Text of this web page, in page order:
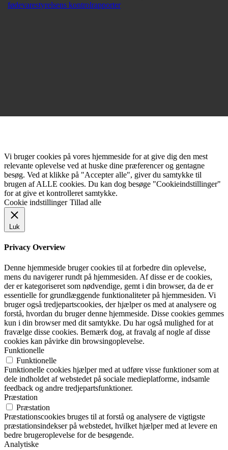
fødevarestyrelsens kontrolrapporter
Vi bruger cookies på vores hjemmeside for at give dig den mest
relevante oplevelse ved at huske dine præferencer og gentagne
besøg. Ved at klikke på "Accepter alle", giver du samtykke til
brugen af ALLE cookies. Du kan dog besøge "Cookieindstillinger"
for at give et kontrolleret samtykke.
Cookie indstillinger Tillad alle
Luk
Privacy Overview
Denne hjemmeside bruger cookies til at forbedre din oplevelse,
mens du navigerer rundt på hjemmesiden. Af disse er de cookies,
der er kategoriseret som nødvendige, gemt i din browser, da de er
essentielle for grundlæggende funktionaliteter på hjemmesiden. Vi
bruger også tredjepartscookies, der hjælper os med at analysere og
forstå, hvordan du bruger denne hjemmeside. Disse cookies gemmes
kun i din browser med dit samtykke. Du har også mulighed for at
fravælge disse cookies. Bemærk dog, at fravalg af nogle af disse
cookies kan påvirke din browsingoplevelse.
Funktionelle
Funktionelle
Funktionelle cookies hjælper med at udføre visse funktioner som at
dele indholdet af webstedet på sociale medieplatforme, indsamle
feedback og andre tredjepartsfunktioner.
Præstation
Præstation
Præstationscookies bruges til at forstå og analysere de vigtigste
præstationsindekser på webstedet, hvilket hjælper med at levere en
bedre brugeroplevelse for de besøgende.
Analytiske